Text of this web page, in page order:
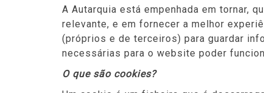
A Autarquia está empenhada em tornar,
relevante, e em fornecer a melhor
(próprios e de terceiros) para guardar
necessárias para o website poder
O que são cookies?